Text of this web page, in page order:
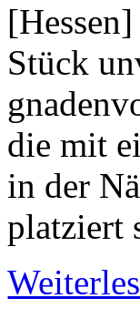
Stück
die mit
in der
platziert